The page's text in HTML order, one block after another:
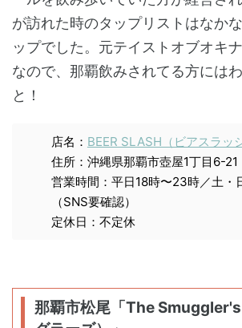
が訪れた時のタップリストはなか
ップでした。元テイストオブオキ
なので、那覇飲みされてる方には
と！
店名： BEER SLASH（ビアスラッ
住所：沖縄県那覇市壺屋1丁目6-21
営業時間：平日18時〜23時／土・
（SNS要確認）
定休日：不定休
那覇市松尾「The